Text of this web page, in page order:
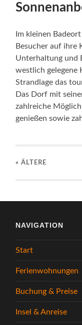
Im kleinen
Besucher auf ihre
Unterhaltung und
westlich gelegene
Strandlage das
Das Dorf mit
zahlreiche
genießen sowie
« ÄLTERE
NAVIGATION
Start
Ferienwohnungen
Buchung & Preise
Insel & Anreise